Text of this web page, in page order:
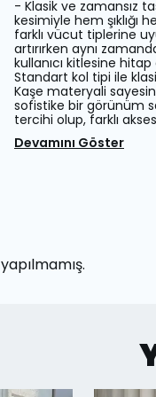
- Klasik ve zamansız
kesimiyle hem şıklığı
farklı vücut tiplerine
artırırken aynı
kullanıcı kitlesine
Standart kol tipi ile
Kaşe materyali
sofistike bir görünüm
tercihi olup, farklı
Devamını Göster